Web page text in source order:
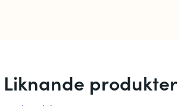
Liknande produkter